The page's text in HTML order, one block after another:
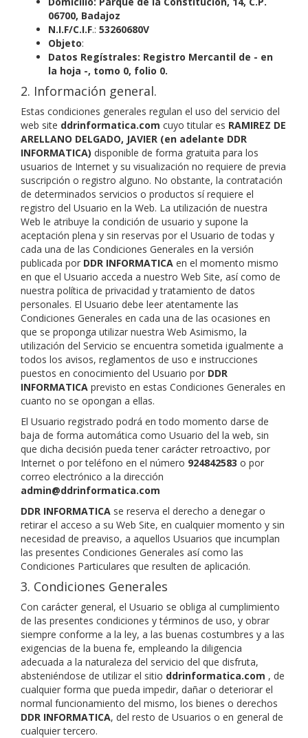
06700, Badajoz
N.I.F/C.I.F.: 53260680V
Objeto:
Datos Regístrales: Registro Mercantil de - en
la hoja -, tomo 0, folio 0.
2. Información general.
Estas condiciones generales regulan el uso del servicio del
web site ddrinformatica.com cuyo titular es RAMIREZ DE
ARELLANO DELGADO, JAVIER (en adelante DDR
INFORMATICA) disponible de forma gratuita para los
usuarios de Internet y su visualización no requiere de previa
suscripción o registro alguno. No obstante, la contratación
de determinados servicios o productos sí requiere el
registro del Usuario en la Web. La utilización de nuestra
Web le atribuye la condición de usuario y supone la
aceptación plena y sin reservas por el Usuario de todas y
cada una de las Condiciones Generales en la versión
publicada por DDR INFORMATICA en el momento mismo
en que el Usuario acceda a nuestro Web Site, así como de
nuestra política de privacidad y tratamiento de datos
personales. El Usuario debe leer atentamente las
Condiciones Generales en cada una de las ocasiones en
que se proponga utilizar nuestra Web Asimismo, la
utilización del Servicio se encuentra sometida igualmente a
todos los avisos, reglamentos de uso e instrucciones
puestos en conocimiento del Usuario por DDR
INFORMATICA previsto en estas Condiciones Generales en
cuanto no se opongan a ellas.
El Usuario registrado podrá en todo momento darse de
baja de forma automática como Usuario del la web, sin
que dicha decisión pueda tener carácter retroactivo, por
Internet o por teléfono en el número 924842583 o por
correo electrónico a la dirección
admin@ddrinformatica.com
DDR INFORMATICA se reserva el derecho a denegar o
retirar el acceso a su Web Site, en cualquier momento y sin
necesidad de preaviso, a aquellos Usuarios que incumplan
las presentes Condiciones Generales así como las
Condiciones Particulares que resulten de aplicación.
3. Condiciones Generales
Con carácter general, el Usuario se obliga al cumplimiento
de las presentes condiciones y términos de uso, y obrar
siempre conforme a la ley, a las buenas costumbres y a las
exigencias de la buena fe, empleando la diligencia
adecuada a la naturaleza del servicio del que disfruta,
absteniéndose de utilizar el sitio ddrinformatica.com , de
cualquier forma que pueda impedir, dañar o deteriorar el
normal funcionamiento del mismo, los bienes o derechos
DDR INFORMATICA, del resto de Usuarios o en general de
cualquier tercero.